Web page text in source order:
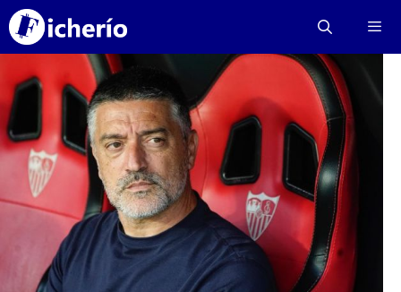
Saltar
contenido